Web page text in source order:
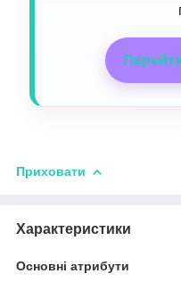
Приховати
Характеристики
Основні атрибути